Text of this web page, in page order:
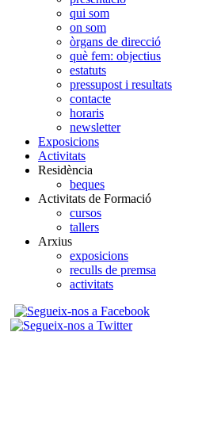
qui som
on som
òrgans de direcció
què fem: objectius
estatuts
pressupost i resultats
contacte
horaris
newsletter
Exposicions
Activitats
Residència
beques
Activitats de Formació
cursos
tallers
Arxius
exposicions
reculls de premsa
activitats